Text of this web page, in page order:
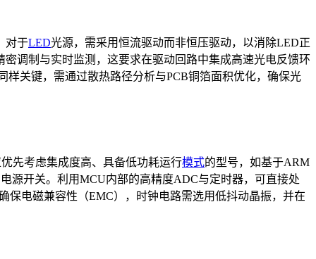
对于LED光源，需采用恒流驱动而非恒压驱动，以消除LED正
密调制与实时监测，这要求在驱动回路中集成高速光电反馈环
关键，需通过散热路径分析与PCB铜箔面积优化，确保光
先考虑集成度高、具备低功耗运行模式的型号，如基于ARM
源开关。利用MCU内部的高精度ADC与定时器，可直接处
保电磁兼容性（EMC），时钟电路需选用低抖动晶振，并在